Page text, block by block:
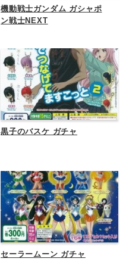
機動戦士ガンダム ガシャポ
ン戦士NEXT
黒子のバスケ ガチャ
セーラームーン ガチャ